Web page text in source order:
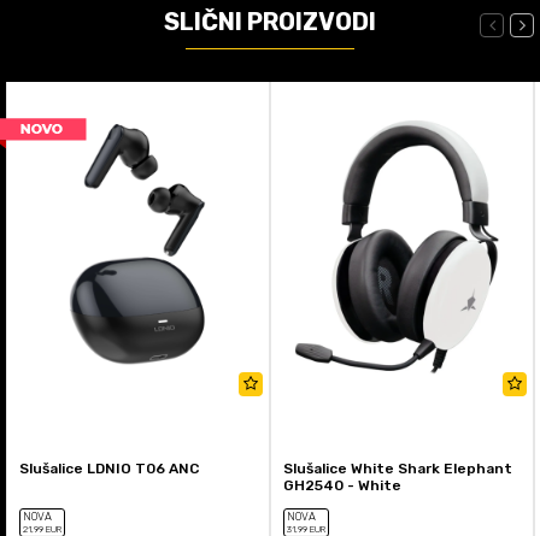
SLIČNI PROIZVODI
Slušalice LDNIO T06 ANC
NOVA
21,99 EUR
Slušalice White Shark Elephant
GH2540 - White
NOVA
31,99 EUR